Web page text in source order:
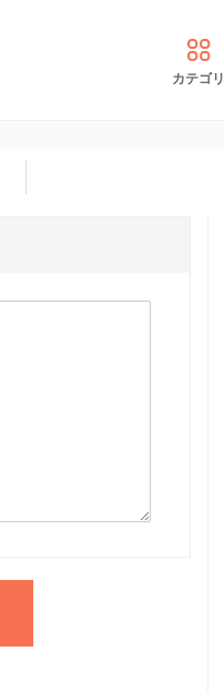
カテゴリ